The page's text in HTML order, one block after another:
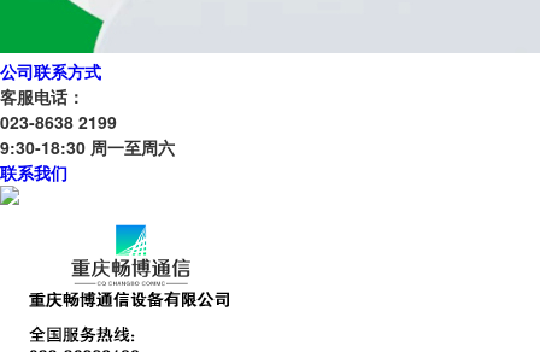
公司联系方式
客服电话：
023-8638 2199
9:30-18:30 周一至周六
联系我们